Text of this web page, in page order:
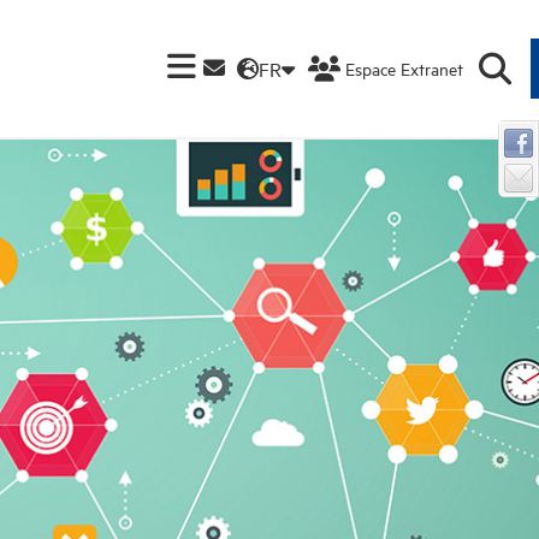
FR Espace Extranet